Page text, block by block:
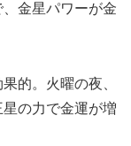
金星パワーが金
的。火曜の夜、
の力で金運が増